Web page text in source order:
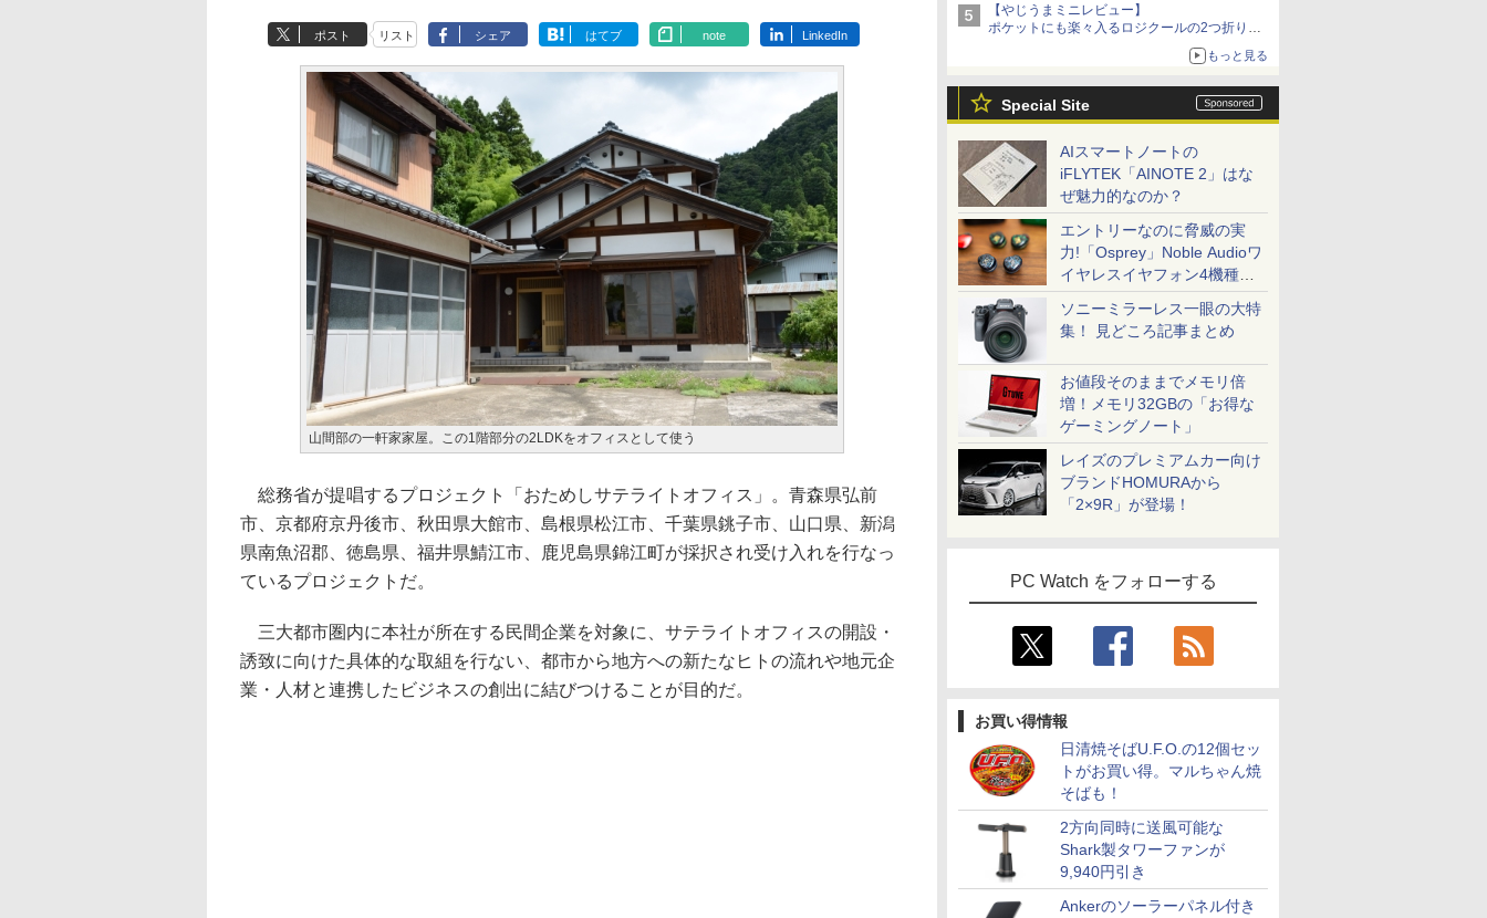
【やじうまミニレビュー】
ポケットにも楽々入るロジクールの2つ折りマ
ウス「Mobi Fold」。その気になるギミックと
もっと見る
Special Site
AIスマートノートの
iFLYTEK「AINOTE 2」はな
ぜ魅力的なのか？
エントリーなのに脅威の実
力!「Osprey」Noble Audioワ
イヤレスイヤフォン4機種を
一気に聴く
ソニーミラーレス一眼の大特
集！ 見どころ記事まとめ
お値段そのままでメモリ倍
増！メモリ32GBの「お得な
ゲーミングノート」
レイズのプレミアムカー向け
ブランドHOMURAから
「2×9R」が登場！
PC Watch をフォローする
お買い得情報
日清焼そばU.F.O.の12個セッ
トがお買い得。マルちゃん焼
そばも！
2方向同時に送風可能な
Shark製タワーファンが
9,940円引き
Ankerのソーラーパネル付き
ポスト リスト シェア はてブ note LinkedIn
山間部の一軒家家屋。この1階部分の2LDKをオフィスとして使う
総務省が提唱するプロジェクト「おためしサテライトオフィス」。青森県弘前
市、京都府京丹後市、秋田県大館市、島根県松江市、千葉県銚子市、山口県、新潟
県南魚沼郡、徳島県、福井県鯖江市、鹿児島県錦江町が採択され受け入れを行なっ
ているプロジェクトだ。
三大都市圏内に本社が所在する民間企業を対象に、サテライトオフィスの開設・
誘致に向けた具体的な取組を行ない、都市から地方への新たなヒトの流れや地元企
業・人材と連携したビジネスの創出に結びつけることが目的だ。